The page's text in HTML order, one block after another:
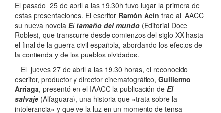
El pasado 25 de abril a las 19.30h tuvo lugar la primera de
estas presentaciones. El escritor Ramón Acín trae al IAACC
su nueva novela El tamaño del mundo (Editorial Doce
Robles), que transcurre desde comienzos del siglo XX hasta
el final de la guerra civil española, abordando los efectos de
la contienda y de los pueblos olvidados.
El jueves 27 de abril a las 19.30 horas, el reconocido
escritor, productor y director cinematográfico, Guillermo
Arriaga, presentó en el IAACC la publicación de El
salvaje (Alfaguara), una historia que «trata sobre la
intolerancia» y que ve la luz en un momento de tensa